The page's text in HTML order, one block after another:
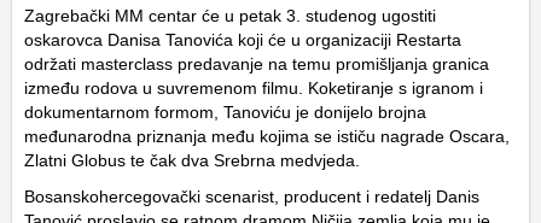
Zagrebački MM centar će u petak 3. studenog ugostiti
oskarovca Danisa Tanovića koji će u organizaciji Restarta
održati masterclass predavanje na temu promišljanja granica
između rodova u suvremenom filmu. Koketiranje s igranom i
dokumentarnom formom, Tanoviću je donijelo brojna
međunarodna priznanja među kojima se ističu nagrade Oscara,
Zlatni Globus te čak dva Srebrna medvjeda.
Bosanskohercegovački scenarist, producent i redatelj Danis